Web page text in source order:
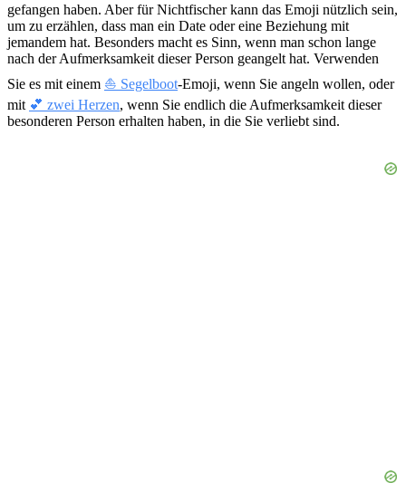
gefangen haben. Aber für Nichtfischer kann das Emoji nützlich sein,
um zu erzählen, dass man ein Date oder eine Beziehung mit
jemandem hat. Besonders macht es Sinn, wenn man schon lange
nach der Aufmerksamkeit dieser Person geangelt hat. Verwenden
Sie es mit einem ⛵ Segelboot-Emoji, wenn Sie angeln wollen, oder
mit 💕 zwei Herzen, wenn Sie endlich die Aufmerksamkeit dieser
besonderen Person erhalten haben, in die Sie verliebt sind.